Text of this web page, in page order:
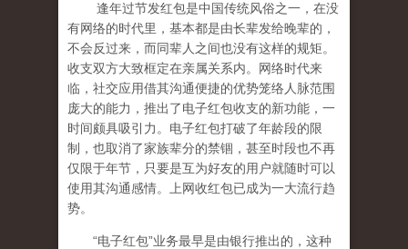
逢年过节发红包是中国传统风俗之一，在没
有网络的时代里，基本都是由长辈发给晚辈的，
不会反过来，而同辈人之间也没有这样的规矩。
收支双方大致框定在亲属关系内。网络时代来
临，社交应用借其沟通便捷的优势笼络人脉范围
庞大的能力，推出了电子红包收支的新功能，一
时间颇具吸引力。电子红包打破了年龄段的限
制，也取消了家族辈分的禁锢，甚至时段也不再
仅限于年节，只要是互为好友的用户就随时可以
使用其沟通感情。上网收红包已成为一大流行趋
势。
“电子红包”业务最早是由银行推出的，这种